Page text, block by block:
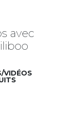
avec
VIDÉOS